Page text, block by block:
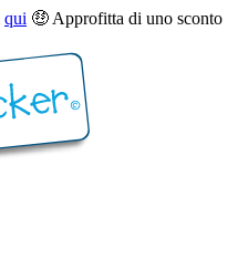
qui 🤑 Approfitta di uno sconto